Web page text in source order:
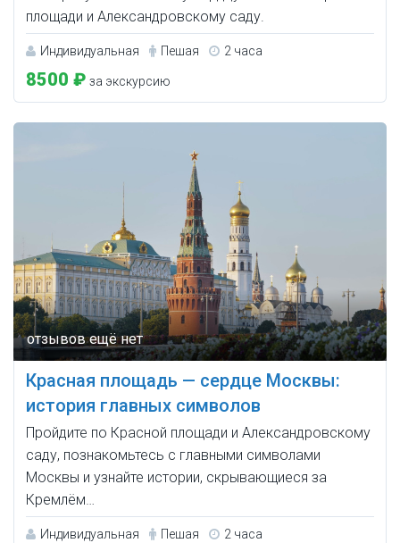
площади и Александровскому саду.
Индивидуальная Пешая 2 часа
8500 ₽ за экскурсию
Красная площадь — сердце Москвы:
история главных символов
Пройдите по Красной площади и Александровскому
саду, познакомьтесь с главными символами
Москвы и узнайте истории, скрывающиеся за
Кремлём…
Индивидуальная Пешая 2 часа